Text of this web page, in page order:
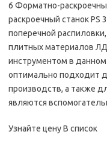
6 Форматно-
раскроечный станок PS
поперечной
плитных материалов
инструментом в данном
оптимально подходит
производств, а также
являются
Узнайте цену В список